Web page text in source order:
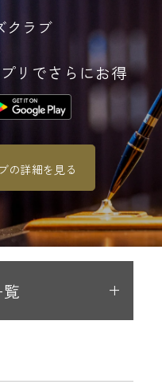
クラブ
リでさらにお得
の詳細を見る